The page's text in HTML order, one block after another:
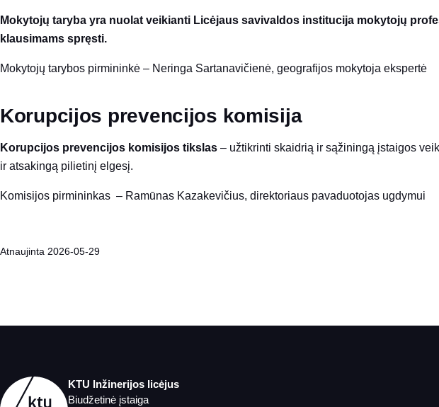
Mokytojų taryba yra nuolat veikianti Licėjaus savivaldos institucija mokytojų
klausimams spręsti.
Mokytojų tarybos pirmininkė – Neringa Sartanavičienė, geografijos mokytoja ekspertė
Korupcijos prevencijos komisija
Korupcijos prevencijos komisijos tikslas – užtikrinti skaidrią ir sąžiningą įstaigos
ir atsakingą pilietinį elgesį.
Komisijos pirmininkas – Ramūnas Kazakevičius, direktoriaus pavaduotojas ugdymui
Atnaujinta 2026-05-29
KTU Inžinerijos licėjus
Biudžetinė įstaiga